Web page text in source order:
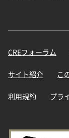
CREフォーラム
サイト紹介 こ
利用規約 プラ